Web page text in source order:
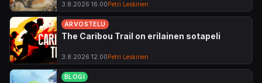
3.8.2026 16.00 Petri Leskinen
ARVOSTELU
The Caribou Trail on erilainen sotapeli
3.8.2026 12.00 Petri Leskinen
BLOGI